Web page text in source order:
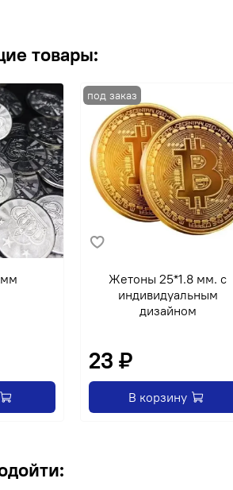
товары:
Жетоны 25*1.8 мм. с
индивидуальным
дизайном
23 ₽
В корзину